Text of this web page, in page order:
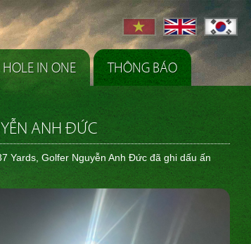
HOLE IN ONE THÔNG BÁO
ANH ĐỨC
Yards, Golfer Nguyễn Anh Đức đã ghi dấu ấn